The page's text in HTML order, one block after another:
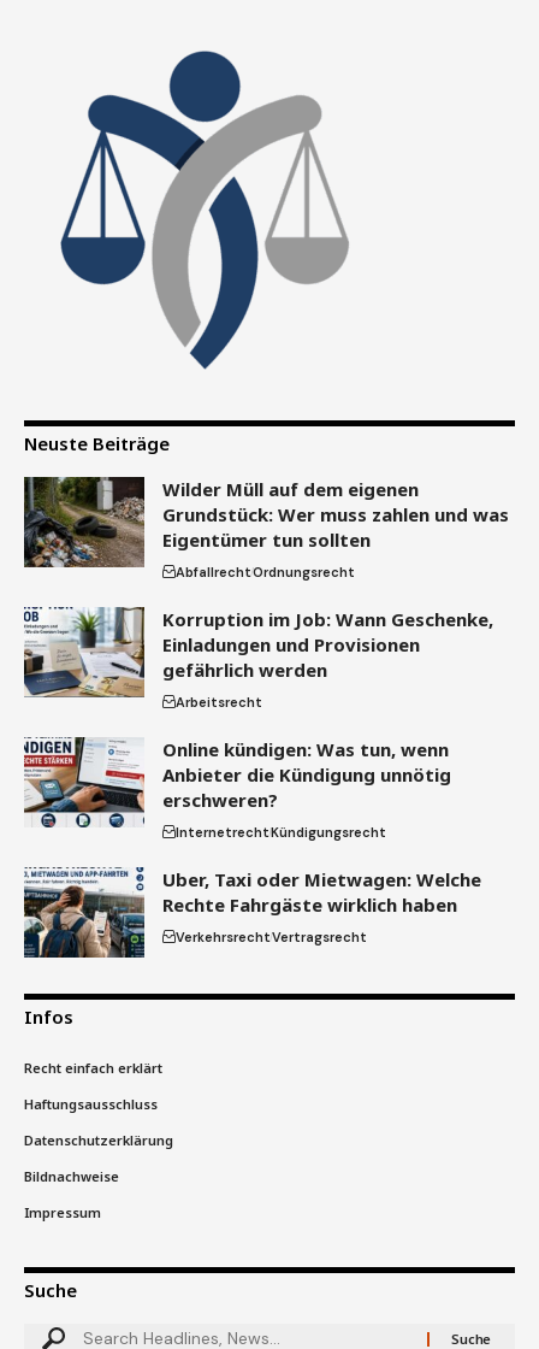
Neuste Beiträge
Wilder Müll auf dem eigenen
Grundstück: Wer muss zahlen und was
Eigentümer tun sollten
AbfallrechtOrdnungsrecht
Korruption im Job: Wann Geschenke,
Einladungen und Provisionen
gefährlich werden
Arbeitsrecht
Online kündigen: Was tun, wenn
Anbieter die Kündigung unnötig
erschweren?
InternetrechtKündigungsrecht
Uber, Taxi oder Mietwagen: Welche
Rechte Fahrgäste wirklich haben
VerkehrsrechtVertragsrecht
Infos
Recht einfach erklärt
Haftungsausschluss
Datenschutzerklärung
Bildnachweise
Impressum
Suche